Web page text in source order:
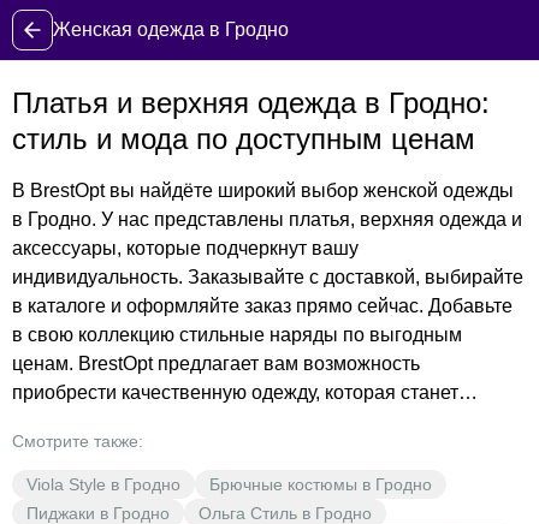
Женская одежда в Гродно
Платья и верхняя одежда в Гродно:
стиль и мода по доступным ценам
В BrestOpt вы найдёте широкий выбор женской одежды
в Гродно. У нас представлены платья, верхняя одежда и
аксессуары, которые подчеркнут вашу
индивидуальность. Заказывайте с доставкой, выбирайте
в каталоге и оформляйте заказ прямо сейчас. Добавьте
в свою коллекцию стильные наряды по выгодным
ценам. BrestOpt предлагает вам возможность
приобрести качественную одежду, которая станет
свой образ и подберите платье, которое идеально
подойдёт именно вам. Купите у нас и убедитесь в
выгодности нашего предложения!
Смотрите также:
Viola Style в Гродно
Брючные костюмы в Гродно
Пиджаки в Гродно
Ольга Стиль в Гродно